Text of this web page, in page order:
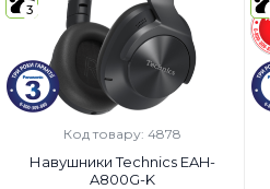
3
Код товару: 4878
Навушники Technics EAH-
A800G-K